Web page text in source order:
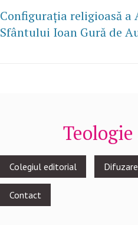
Configuraţia religioasă
Sfântului Ioan Gură de
Footer
menu
Colegiul editorial Difuzare
Contact